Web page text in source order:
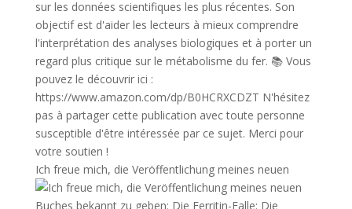
Ich freue mich, die Veröffentlichung meines neuen